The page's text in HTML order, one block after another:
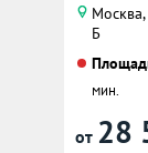
Б
мин.
от 28